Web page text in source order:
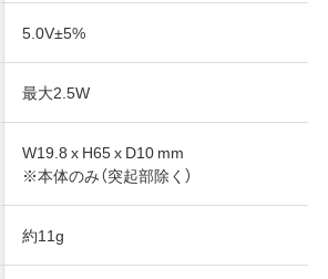
5.0V±5%
最大2.5W
W19.8 x H65 x D10 mm
※本体のみ（突起部除く）
約11g